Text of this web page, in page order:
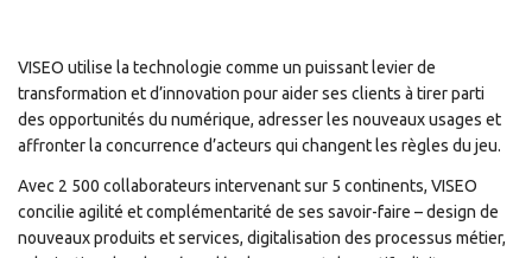
VISEO utilise la technologie comme un puissant levier de
transformation et d’innovation pour aider ses clients à tirer parti
des opportunités du numérique, adresser les nouveaux usages et
affronter la concurrence d’acteurs qui changent les règles du jeu.
Avec 2 500 collaborateurs intervenant sur 5 continents, VISEO
concilie agilité et complémentarité de ses savoir-faire – design de
nouveaux produits et services, digitalisation des processus métier,